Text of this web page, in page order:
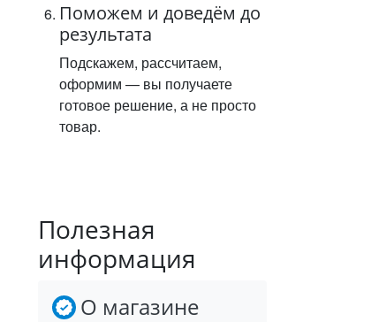
Поможем и доведём до
результата
Подскажем, рассчитаем,
оформим — вы получаете
готовое решение, а не просто
товар.
Полезная
информация
О магазине